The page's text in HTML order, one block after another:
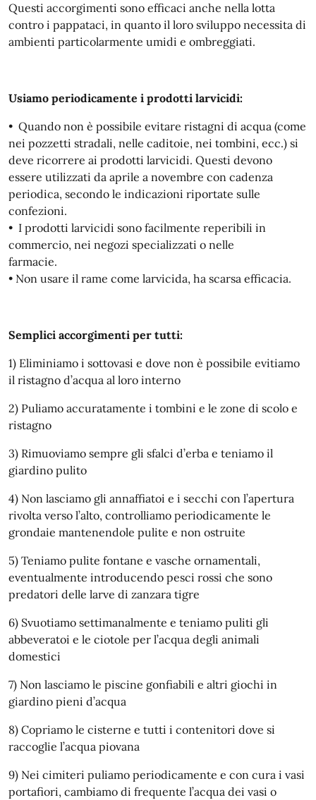
Questi accorgimenti sono efficaci anche nella lotta
contro i pappataci, in quanto il loro sviluppo necessita di
ambienti particolarmente umidi e ombreggiati.
Usiamo periodicamente i prodotti larvicidi:
• Quando non è possibile evitare ristagni di acqua (come
nei pozzetti stradali, nelle caditoie, nei tombini, ecc.) si
deve ricorrere ai prodotti larvicidi. Questi devono
essere utilizzati da aprile a novembre con cadenza
periodica, secondo le indicazioni riportate sulle
confezioni.
• I prodotti larvicidi sono facilmente reperibili in
commercio, nei negozi specializzati o nelle
farmacie.
• Non usare il rame come larvicida, ha scarsa efficacia.
Semplici accorgimenti per tutti:
1) Eliminiamo i sottovasi e dove non è possibile evitiamo
il ristagno d’acqua al loro interno
2) Puliamo accuratamente i tombini e le zone di scolo e
ristagno
3) Rimuoviamo sempre gli sfalci d’erba e teniamo il
giardino pulito
4) Non lasciamo gli annaffiatoi e i secchi con l’apertura
rivolta verso l’alto, controlliamo periodicamente le
grondaie mantenendole pulite e non ostruite
5) Teniamo pulite fontane e vasche ornamentali,
eventualmente introducendo pesci rossi che sono
predatori delle larve di zanzara tigre
6) Svuotiamo settimanalmente e teniamo puliti gli
abbeveratoi e le ciotole per l’acqua degli animali
domestici
7) Non lasciamo le piscine gonfiabili e altri giochi in
giardino pieni d’acqua
8) Copriamo le cisterne e tutti i contenitori dove si
raccoglie l’acqua piovana
9) Nei cimiteri puliamo periodicamente e con cura i vasi
portafiori, cambiamo di frequente l’acqua dei vasi o